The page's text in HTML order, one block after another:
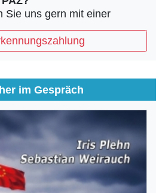
Sie uns gern mit einer
im Gespräch